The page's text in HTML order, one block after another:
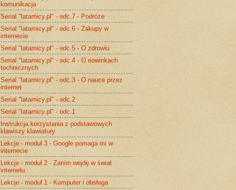
komunikacja
Serial "latarnicy.pl" - odc.7 - Podróże
Serial "latarnicy.pl" - odc.6 - Zakupy w
internecie
Serial "latarnicy.pl" - odc.5 - O zdrowiu
Serial "latarnicy.pl" - odc.4 - O nowinkach
technicznych
Serial "latarnicy.pl" - odc.3 - O nauce przez
internet
Serial "latarnicy.pl" - odc.2
Serial "latarnicy.pl" - odc.1
Instrukcja korzystania z podstawowych
klawiszy klawiatury
Lekcje - moduł 3 - Google pomaga mi w
internecie
Lekcje - moduł 2 - Zanim wejdę w świat
internetu
Lekcje - moduł 1 - Komputer i obsługa